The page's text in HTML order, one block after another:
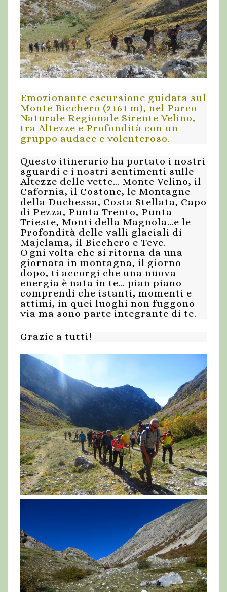
Emozionante escursione guidata sul
Monte Bicchero (2161 m), nel Parco
Naturale Regionale Sirente Velino,
tra Altezze e Profondità con un
gruppo audace e volenteroso.
Questo itinerario ha portato i nostri
sguardi e i nostri sentimenti sulle
Altezze delle vette… Monte Velino, il
Cafornia, il Costone, le Montagne
della Duchessa, Costa Stellata, Capo
di Pezza, Punta Trento, Punta
Trieste, Monti della Magnola…e le
Profondità delle valli glaciali di
Majelama, il Bicchero e Teve.
Ogni volta che si ritorna da una
giornata in montagna, il giorno
dopo, ti accorgi che una nuova
energia è nata in te… pian piano
comprendi che istanti, momenti e
attimi, in quei luoghi non fuggono
via ma sono parte integrante di te.
Grazie a tutti!